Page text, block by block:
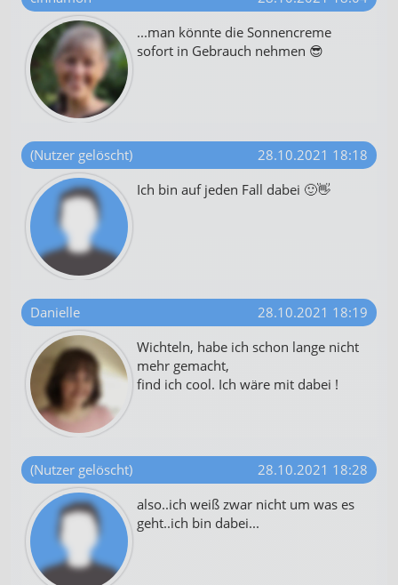
...man könnte die Sonnencreme
sofort in Gebrauch nehmen 😎
(Nutzer gelöscht)
28.10.2021 18:18
Ich bin auf jeden Fall dabei 🙂👋
Danielle
28.10.2021 18:19
Wichteln, habe ich schon lange nicht
mehr gemacht,
find ich cool. Ich wäre mit dabei !
(Nutzer gelöscht)
28.10.2021 18:28
also..ich weiß zwar nicht um was es
geht..ich bin dabei...